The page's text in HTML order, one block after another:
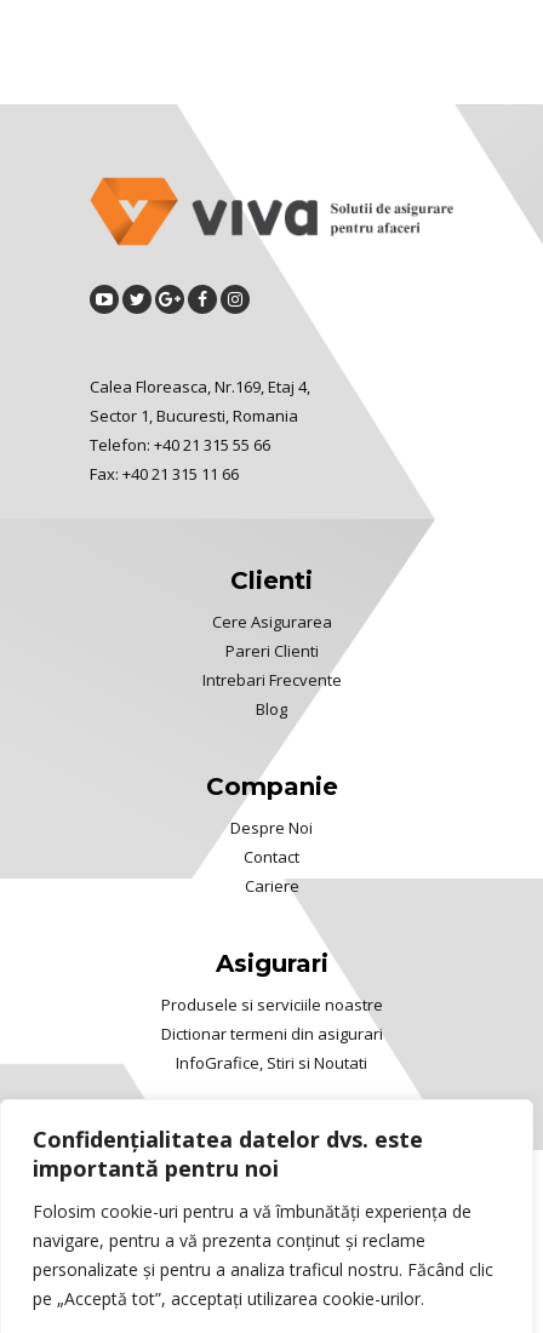
Confidențialitatea datelor dvs. este
importantă pentru noi
Folosim cookie-uri pentru a vă îmbunătăți experiența de
navigare, pentru a vă prezenta conținut și reclame
personalizate și pentru a analiza traficul nostru. Făcând clic
pe „Acceptă tot”, acceptați utilizarea cookie-urilor.
Calea Floreasca, Nr.169, Etaj 4,
Sector 1, Bucuresti, Romania
Telefon: +40 21 315 55 66
Fax: +40 21 315 11 66
Clienti
Cere Asigurarea
Pareri Clienti
Intrebari Frecvente
Blog
Companie
Despre Noi
Contact
Cariere
Asigurari
Produsele si serviciile noastre
Dictionar termeni din asigurari
InfoGrafice, Stiri si Noutati
Copyright © 2025 Viva™ Asigurari. All rights
reserved.
ANPC/ASF/Rezolvarea litigiilor
Vizionarea continutului acestui website implica
acordul dumneavoastra privind Termenii si